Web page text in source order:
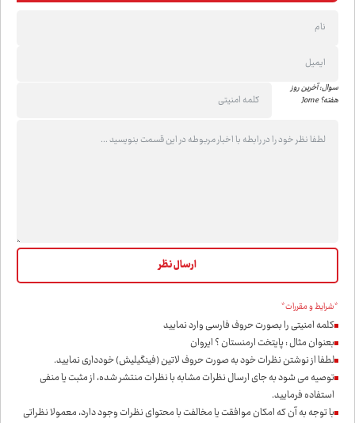
سوال: آخرین روز
هفته؟ Jome
*شرایط و مقررات*
کلمه امنیتی را بصورت حروف فارسی وارد نمایید
بعنوان مثال : پایتخت ارمنستان ؟ ایروان
لطفا از نوشتن نظرات خود به صورت حروف لاتین (فینگیلیش) خودداری نمايید.
توصیه می شود به جای ارسال نظرات مشابه با نظرات منتشر شده، از مثبت یا منفی
استفاده فرمایید.
با توجه به آن که امکان موافقت یا مخالفت با محتوای نظرات وجود دارد، معمولا نظراتی